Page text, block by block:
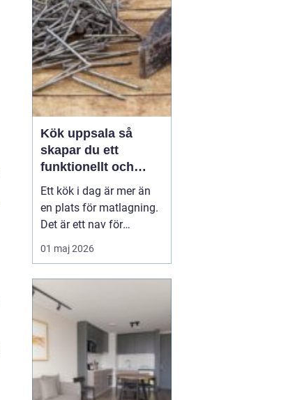
och förstärker husets
karaktär samtidigt som
de ...
Kök uppsala så
skapar du ett
funktionellt och
personligt kök
Ett kök i dag är mer än
en plats för matlagning.
Det är ett nav för
vardagen, en
samlingspunkt för familj
hemmets viktigaste rum.
När en bostadsägare
planerar kök Uppsala
handlar det därför både
om funktion, känsla och
långsiktigt...
01 maj 2026